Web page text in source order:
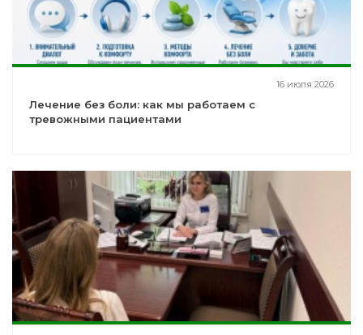
16 июля 2026
Лечение без боли: как мы работаем с
тревожными пациентами